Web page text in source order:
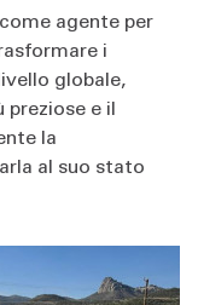
agente per
i
globale,
preziose e il
la
al suo stato